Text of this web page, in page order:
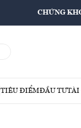
CHỨNG
TIÊU ĐIỂMĐẦU TƯTÀI